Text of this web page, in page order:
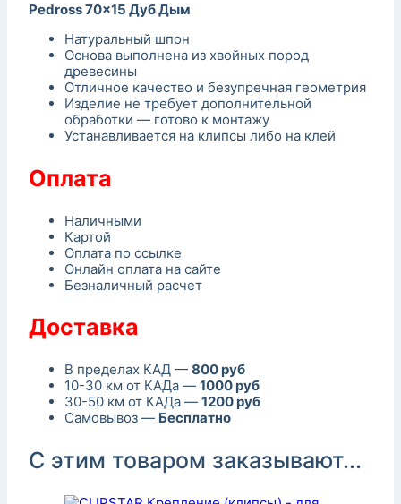
Pedross 70×15 Дуб Дым
Натуральный шпон
Основа выполнена из хвойных пород
древесины
Отличное качество и безупречная геометрия
Изделие не требует дополнительной
обработки — готово к монтажу
Устанавливается на клипсы либо на клей
Оплата
Наличными
Картой
Оплата по ссылке
Онлайн оплата на сайте
Безналичный расчет
Доставка
В пределах КАД — 800 руб
10-30 км от КАДа — 1000 руб
30-50 км от КАДа — 1200 руб
Самовывоз — Бесплатно
С этим товаром заказывают...